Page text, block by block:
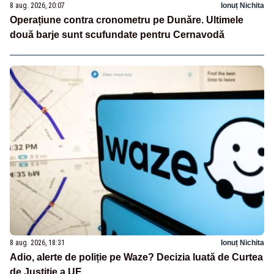
8 aug. 2026, 20:07 Ionuț Nichita
Operațiune contra cronometru pe Dunăre. Ultimele
două barje sunt scufundate pentru Cernavodă
8 aug. 2026, 18:31 Ionuț Nichita
Adio, alerte de poliție pe Waze? Decizia luată de Curtea
de Justiție a UE